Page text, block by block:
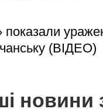
показали
(ВІДЕО)
новини